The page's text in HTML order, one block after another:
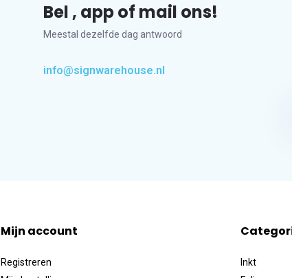
Bel , app of mail ons!
Meestal dezelfde dag antwoord
info@signwarehouse.nl
Mijn account
Registreren
Inkt